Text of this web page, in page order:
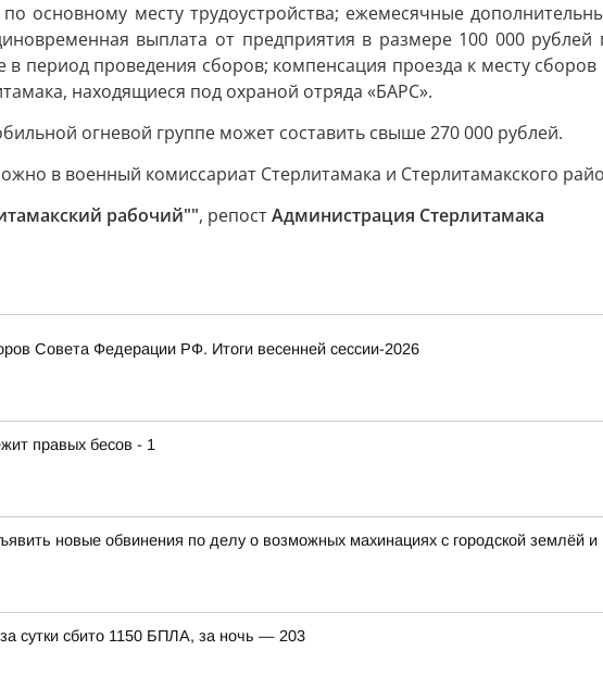
основному месту трудоустройства; ежемесячные
выплата от предприятия в размере 100 000
период проведения сборов; компенсация проезда к месту
находящиеся под охраной отряда «БАРС».
огневой группе может составить свыше 270 000 рублей.
в военный комиссариат Стерлитамака и Стерлитамакского
рабочий"", репостАдминистрация Стерлитамака
Совета Федерации РФ. Итоги весенней сессии-2026
правых бесов - 1
новые обвинения по делу о возможных махинациях с городской землёй
сутки сбито 1150 БПЛА, за ночь — 203